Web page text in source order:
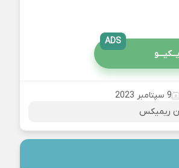
ADS
9 سپتامبر 2023
ریمیکس